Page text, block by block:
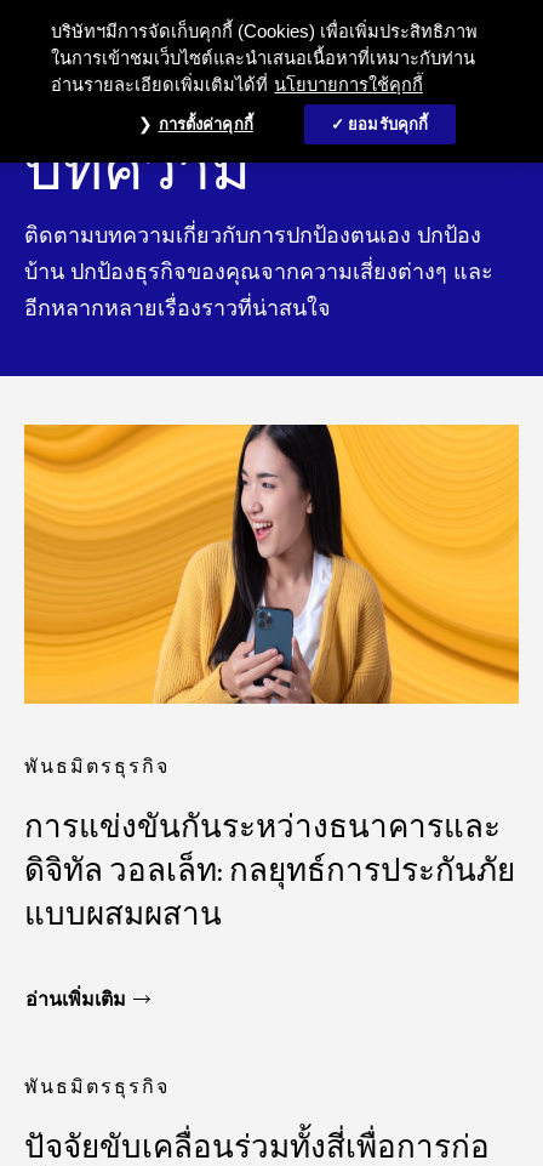
บทความ
ติดตามบทความเกี่ยวกับการปกป้องตนเอง ปกป้อง
บ้าน ปกป้องธุรกิจของคุณจากความเสี่ยงต่างๆ และ
อีกหลากหลายเรื่องราวที่น่าสนใจ
พันธมิตรธุรกิจ
การแข่งขันกันระหว่างธนาคารและ
ดิจิทัล วอลเล็ท: กลยุทธ์การประกันภัย
แบบผสมผสาน
อ่านเพิ่มเติม
พันธมิตรธุรกิจ
ปัจจัยขับเคลื่อนร่วมทั้งสี่เพื่อการก่อ
บริษัทฯมีการจัดเก็บคุกกี้ (Cookies) เพื่อเพิ่มประสิทธิภาพ
ในการเข้าชมเว็บไซต์และนำเสนอเนื้อหาที่เหมาะกับท่าน
อ่านรายละเอียดเพิ่มเติมได้ที่ นโยบายการใช้คุกกี้
การตั้งค่าคุกกี้ ยอมรับคุกกี้